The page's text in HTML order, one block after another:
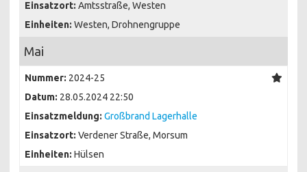
Einsatzort: Amtsstraße, Westen
Einheiten: Westen, Drohnengruppe
Mai
Nummer: 2024-25
Datum: 28.05.2024 22:50
Einsatzmeldung: Großbrand Lagerhalle
Einsatzort: Verdener Straße, Morsum
Einheiten: Hülsen